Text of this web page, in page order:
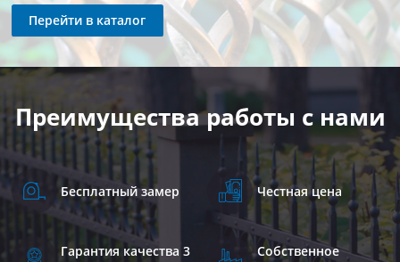
Перейти в каталог
Преимущества работы с нами
Бесплатный замер Честная цена
Гарантия качества 3
Собственное